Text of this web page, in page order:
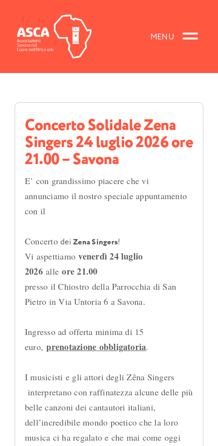
contenuto
Concerto Solidale Zena
Singers 24 luglio 2026 ore
21.00 – Savona
E’ con grandissimo piacere che vi
annunciamo il nostro speciale appuntamento
con il
ConcertodeiZena Singers!
Vi aspettiamovenerdì 24 luglio
2026alleore 21.00
presso il Chiostro della Parrocchia di San
Pietro in Via Untoria 6 a Savona.
Ingresso ad offerta minima di 15
euro,prenotazione obbligatoria.
I musicisti e gli attori degli Zêna Singers
interpretano con raffinatezza alcune delle più
belle canzoni dei cantautori italiani,
dell’incredibile mondo poetico che la loro
musica ci ha regalato e che mai come oggi